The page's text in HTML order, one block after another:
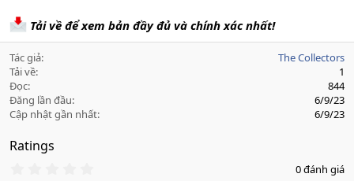
Tải về để xem bản đầy đủ và chính xác nhất!
Tác giả
The Collectors
Tải về
1
Đọc
844
Đăng lần đầu
6/9/23
Cập nhật gần nhất
6/9/23
Ratings
0 đánh giá